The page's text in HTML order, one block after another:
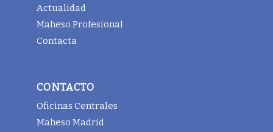
Actualidad
Maheso Profesional
Contacta
CONTACTO
Oficinas Centrales
Maheso Madrid